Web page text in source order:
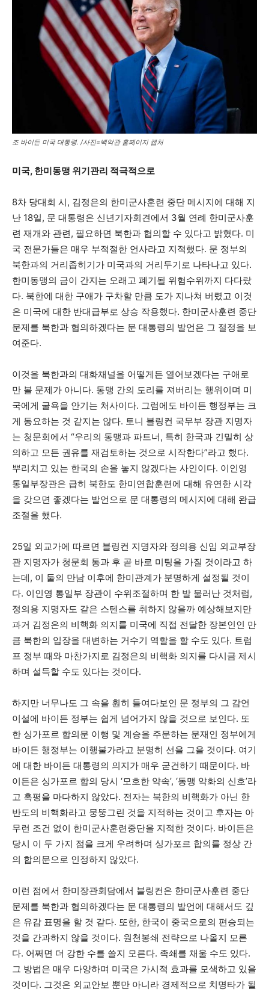
조 바이든 미국 대통령. /사진=백악관 홈페이지 캡처
미국, 한미동맹 위기관리 적극적으로
8차 당대회 시, 김정은의 한미군사훈련 중단 메시지에 대해 지
난 18일, 문 대통령은 신년기자회견에서 3월 연례 한미군사훈
련 재개와 관련, 필요하면 북한과 협의할 수 있다고 밝혔다. 미
국 전문가들은 매우 부적절한 언사라고 지적했다. 문 정부의
북한과의 거리좁히기가 미국과의 거리두기로 나타나고 있다.
한미동맹의 금이 간지는 오래고 폐기될 위험수위까지 다다랐
다. 북한에 대한 구애가 구차할 만큼 도가 지나쳐 버렸고 이것
은 미국에 대한 반대급부로 상승 작용했다. 한미군사훈련 중단
문제를 북한과 협의하겠다는 문 대통령의 발언은 그 절정을 보
여준다.
이것을 북한과의 대화채널을 어떻게든 열어보겠다는 구애로
만 볼 문제가 아니다. 동맹 간의 도리를 져버리는 행위이며 미
국에게 굴욕을 안기는 처사이다. 그럼에도 바이든 행정부는 크
게 동요하는 것 같지는 않다. 토니 블링컨 국무부 장관 지명자
는 청문회에서 “우리의 동맹과 파트너, 특히 한국과 긴밀히 상
의하고 모든 권유를 재검토하는 것으로 시작한다”라고 했다.
뿌리치고 있는 한국의 손을 놓지 않겠다는 사인이다. 이인영
통일부장관은 급히 북한도 한미연합훈련에 대해 유연한 시각
을 갖으면 좋겠다는 발언으로 문 대통령의 메시지에 대해 완급
조절을 했다.
25일 외교가에 따르면 블링컨 지명자와 정의용 신임 외교부장
관 지명자가 청문회 통과 후 곧 바로 미팅을 가질 것이라고 하
는데, 이 둘의 만남 이후에 한미관계가 분명하게 설정될 것이
다. 이인영 통일부 장관이 수위조절하며 한 발 물러난 것처럼,
정의용 지명자도 같은 스텐스를 취하지 않을까 예상해보지만
과거 김정은의 비핵화 의지를 미국에 직접 전달한 장본인인 만
큼 북한의 입장을 대변하는 거수기 역할을 할 수도 있다. 트럼
프 정부 때와 마찬가지로 김정은의 비핵화 의지를 다시금 제시
하며 설득할 수도 있다는 것이다.
하지만 너무나도 그 속을 훤히 들여다보인 문 정부의 그 감언
이설에 바이든 정부는 쉽게 넘어가지 않을 것으로 보인다. 또
한 싱가포르 합의문 이행 및 계승을 주문하는 문재인 정부에게
바이든 행정부는 이행불가라고 분명히 선을 그을 것이다. 여기
에 대한 바이든 대통령의 의지가 매우 굳건하기 때문이다. 바
이든은 싱가포르 합의 당시 ‘모호한 약속’, ‘동맹 약화의 신호’라
고 혹평을 마다하지 않았다. 전자는 북한의 비핵화가 아닌 한
반도의 비핵화라고 뭉뚱그린 것을 지적하는 것이고 후자는 아
무런 조건 없이 한미군사훈련중단을 지적한 것이다. 바이든은
당시 이 두 가지 점을 크게 우려하며 싱가포르 합의를 정상 간
의 합의문으로 인정하지 않았다.
이런 점에서 한미장관회담에서 블링컨은 한미군사훈련 중단
문제를 북한과 협의하겠다는 문 대통령의 발언에 대해서도 깊
은 유감 표명을 할 것 같다. 또한, 한국이 중국으로의 편승되는
것을 간과하지 않을 것이다. 원천봉쇄 전략으로 나올지 모른
다. 어쩌면 더 강한 수를 쓸지 모른다. 족쇄를 채울 수도 있다.
그 방법은 매우 다양하며 미국은 가시적 효과를 모색하고 있을
것이다. 그것은 외교안보 뿐만 아니라 경제적으로 치명타가 될